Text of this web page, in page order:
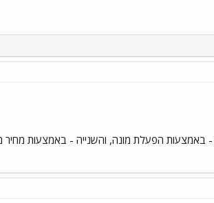
באמצעות הפעלת מונה, והשנייה - באמצעות מחיר